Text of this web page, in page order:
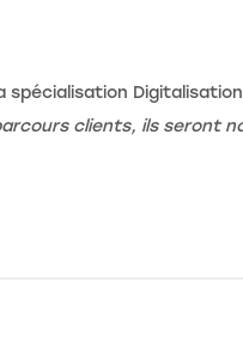
spécialisation
clients, ils seront